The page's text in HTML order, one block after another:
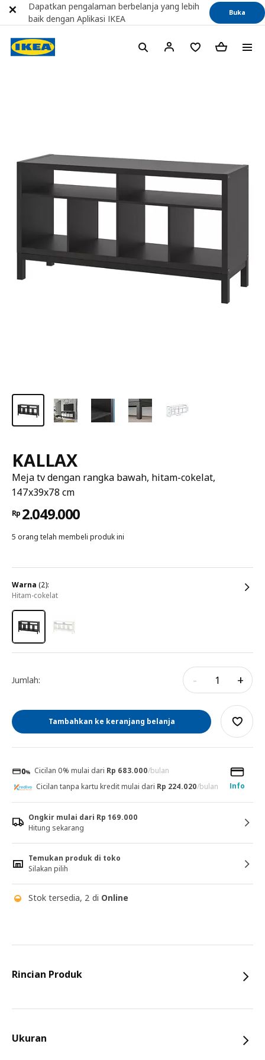
KALLAX
Meja tv dengan rangka bawah, hitam-cokelat,
147x39x78 cm
Rp 2.049.000
5 orang telah membeli produk ini
warna (2):
hitam-cokelat
Jumlah: - +
Tambahkan ke keranjang belanja
Cicilan 0% mulai dari Rp 683.000/bulan
Info
Cicilan tanpa kartu kredit mulai dari Rp 224.020/bulan
Ongkir mulai dari Rp 169.000
Hitung sekarang
Temukan produk di toko
Silakan pilih
Stok tersedia, 2 di Online
Rincian Produk
Ukuran
Dapatkan pengalaman berbelanja yang lebih
baik dengan Aplikasi IKEA
Buka